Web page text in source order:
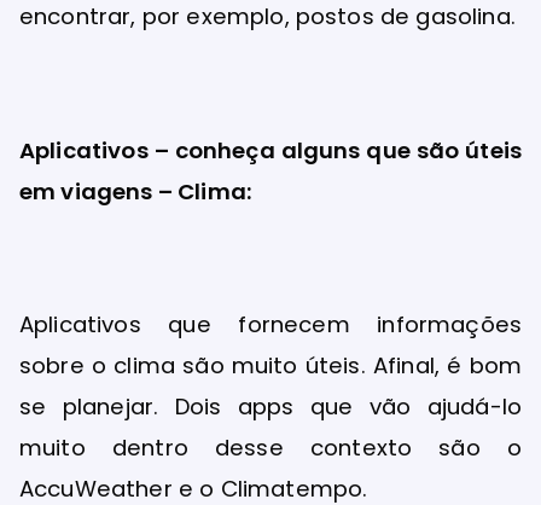
encontrar, por exemplo, postos de gasolina.
Aplicativos – conheça alguns que são úteis
em viagens – Clima:
Aplicativos que fornecem informações
sobre o clima são muito úteis. Afinal, é bom
se planejar. Dois apps que vão ajudá-lo
muito dentro desse contexto são o
AccuWeather e o Climatempo.